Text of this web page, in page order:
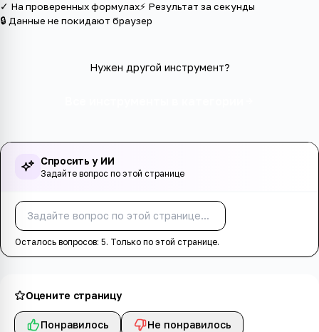
✓ На проверенных формулах⚡ Результат за секунды
🔒 Данные не покидают браузер
Нужен другой инструмент?
Спросить у ИИ
Задайте вопрос по этой странице
Осталось вопросов: 5. Только по этой странице.
Оцените страницу
Понравилось Не понравилось